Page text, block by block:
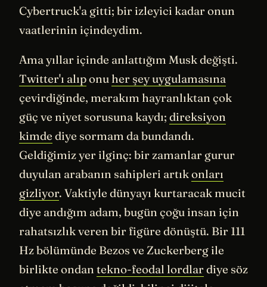
Cybertruck'a gitti; bir izleyici kadar onun
vaatlerinin içindeydim.
Ama yıllar içinde anlattığım Musk değişti.
Twitter'ı alıponu her şey uygulamasına
çevirdiğinde, merakım hayranlıktan çok
güç ve niyet sorusuna kaydı; direksiyon
kimde diye sormam da bundandı.
Geldiğimiz yer ilginç: bir zamanlar gurur
duyulan arabanın sahipleri artıkonları
gizliyor. Vaktiyle dünyayı kurtaracak mucit
diye andığım adam, bugün çoğu insan için
rahatsızlık veren bir figüre dönüştü. Bir 111
Hz bölümünde Bezos ve Zuckerberg ile
birlikte ondan tekno-feodal lordlardiye söz